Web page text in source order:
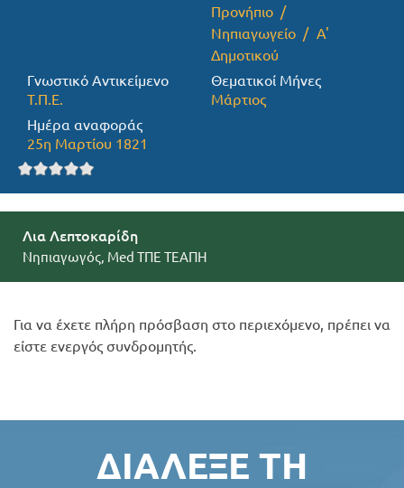
Προνήπιο
Νηπιαγωγείο
Α'
Δημοτικού
Γνωστικό Αντικείμενο
Τ.Π.Ε.
Θεματικοί Μήνες
Μάρτιος
Ημέρα αναφοράς
25η Μαρτίου 1821
Λια Λεπτοκαρίδη
Νηπιαγωγός, Med ΤΠΕ ΤΕΑΠΗ
Για να έχετε πλήρη πρόσβαση στο περιεχόμενο, πρέπει να
είστε ενεργός συνδρομητής.
ΔΙΆΛΕΞΕ ΤΗ